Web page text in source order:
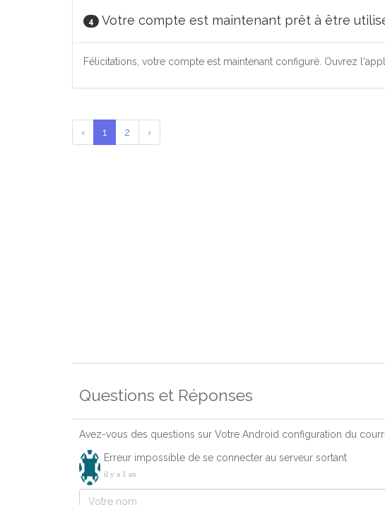
4 Votre compte est maintenant prêt à être
Félicitations, votre compte est maintenant configuré. Ouvrez
‹ 1 2 ›
Questions et Réponses
Avez-vous des questions sur Votre Android configuration du
Erreur impossible de se connecter au serveur sortant
il y a 1 an